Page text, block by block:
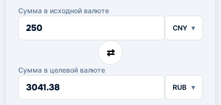
Сумма в исходной валюте
Сумма
исходной
CNY
⇄
Сумма в целевой валюте
Сумма
целевой
RUB